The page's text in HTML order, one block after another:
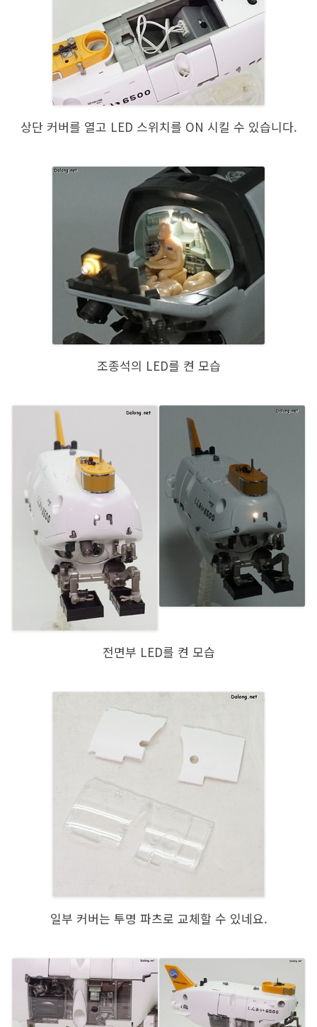
상단 커버를 열고 LED 스위치를 ON 시킬 수 있습니다.
조종석의 LED를 켠 모습
전면부 LED를 켠 모습
일부 커버는 투명 파츠로 교체할 수 있네요.